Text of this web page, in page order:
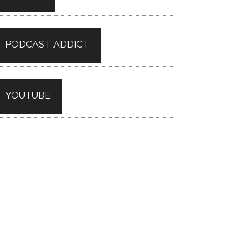
PODCAST ADDICT
YOUTUBE